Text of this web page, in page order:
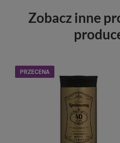
Zobacz inne
PRZECENA